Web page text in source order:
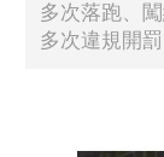
多次落跑、
多次違規開罰